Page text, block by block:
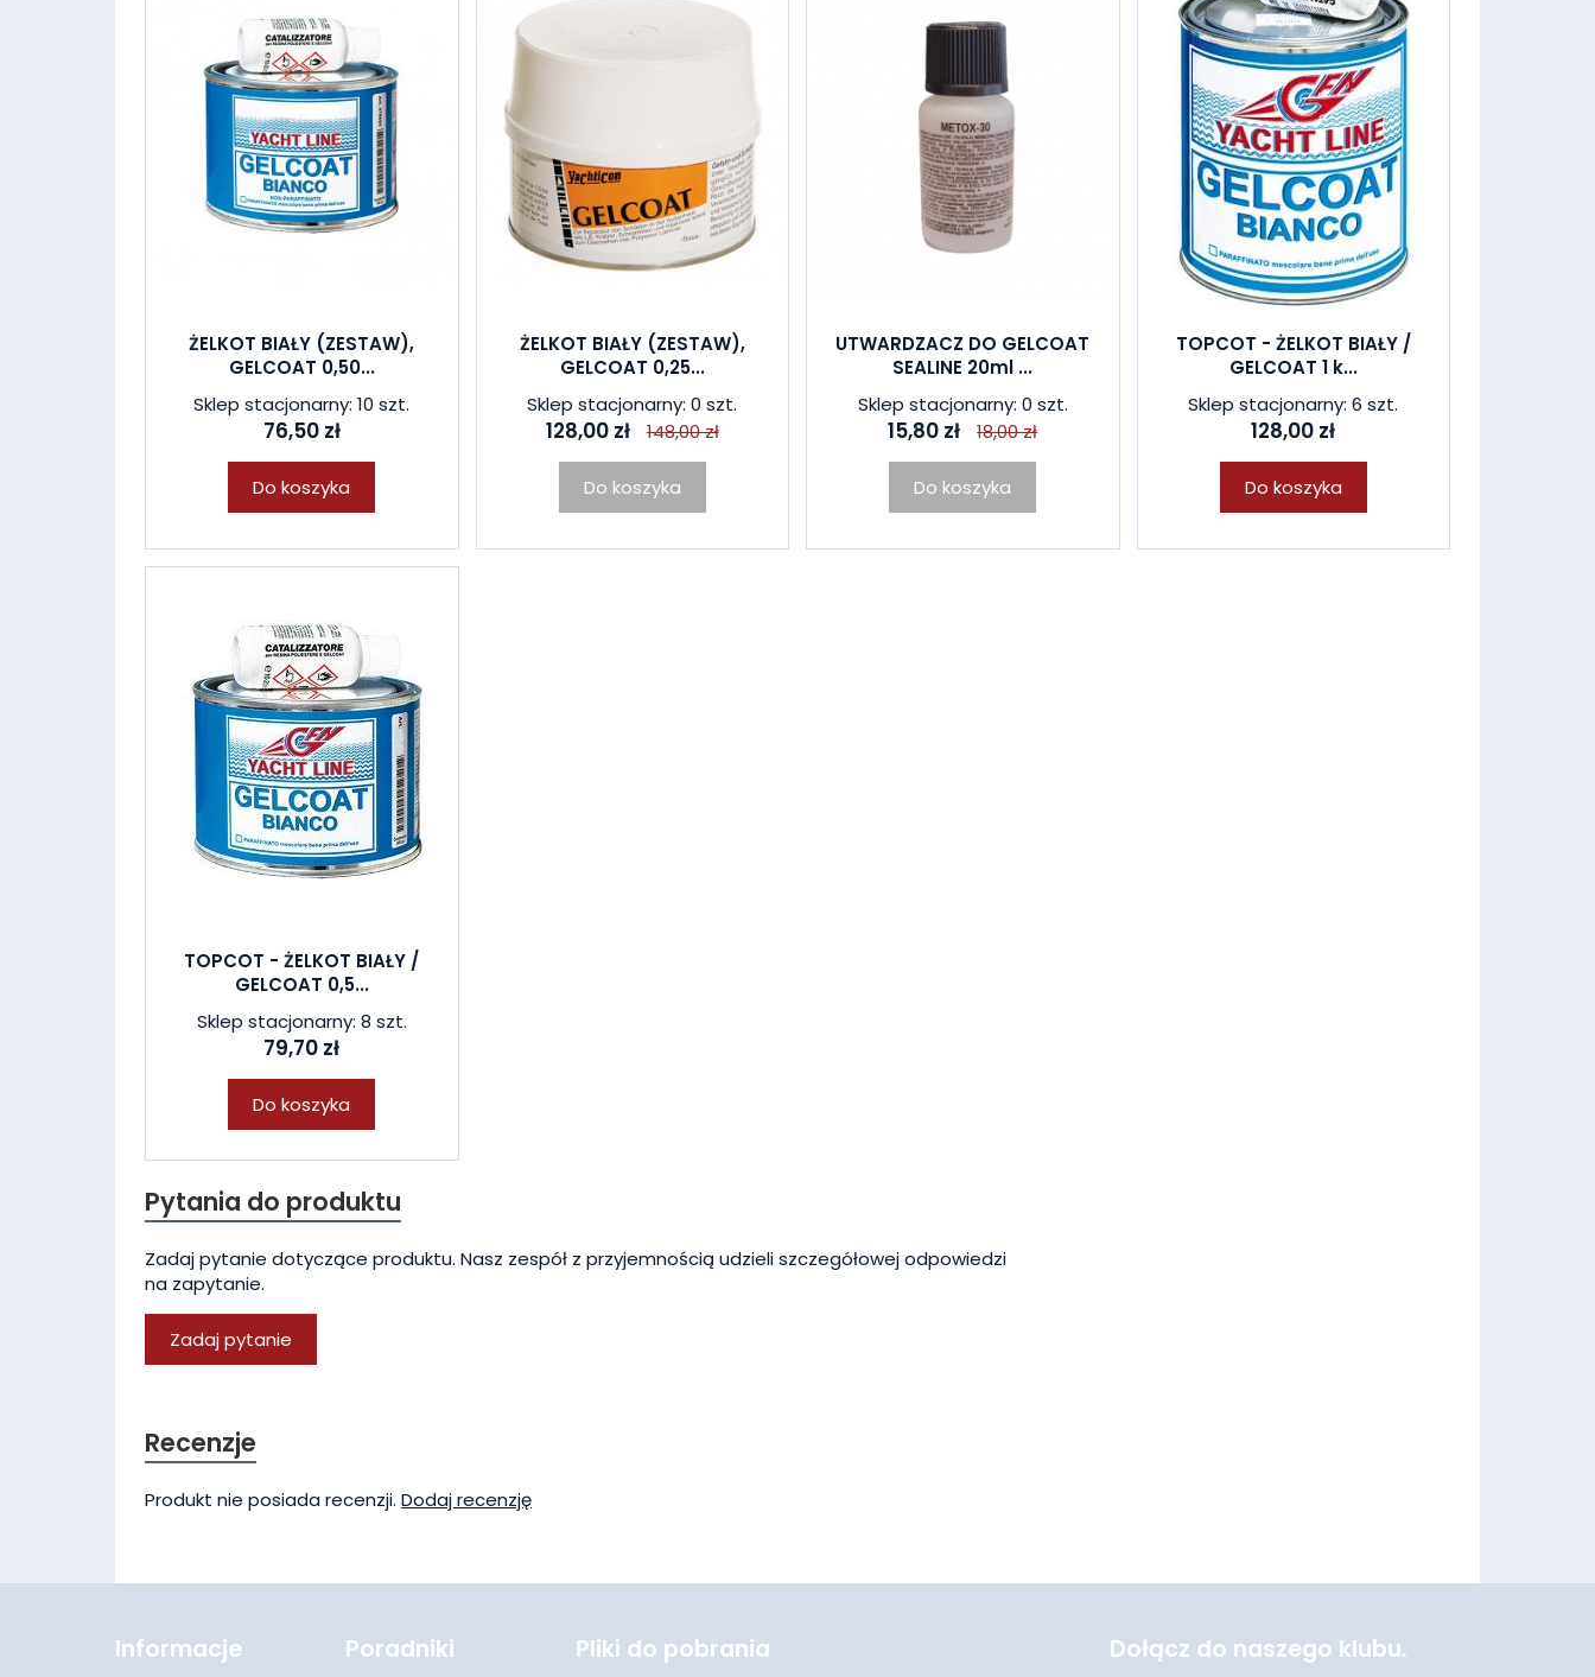
ŻELKOT BIAŁY (ZESTAW),
GELCOAT 0,50...
Sklep stacjonarny: 10 szt.
76,50 zł
Do koszyka
ŻELKOT BIAŁY (ZESTAW),
GELCOAT 0,25...
Sklep stacjonarny: 0 szt.
128,00 zł 148,00 zł
Do koszyka
UTWARDZACZ DO GELCOAT
SEALINE 20ml ...
Sklep stacjonarny: 0 szt.
15,80 zł 18,00 zł
Do koszyka
TOPCOT - ŻELKOT BIAŁY /
GELCOAT 1 k...
Sklep stacjonarny: 6 szt.
128,00 zł
Do koszyka
TOPCOT - ŻELKOT BIAŁY /
GELCOAT 0,5...
Sklep stacjonarny: 8 szt.
79,70 zł
Do koszyka
Pytania do produktu
Zadaj pytanie dotyczące produktu. Nasz zespół z przyjemnością udzieli szczegółowej odpowiedzi
na zapytanie.
Zadaj pytanie
Recenzje
Produkt nie posiada recenzji. Dodaj recenzję
Informacje Poradniki Pliki do pobrania Dołącz do naszego klubu.